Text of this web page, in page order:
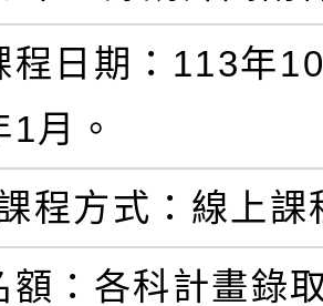
程日期：113年
1月。
程方式：線上課
額：各科計畫錄